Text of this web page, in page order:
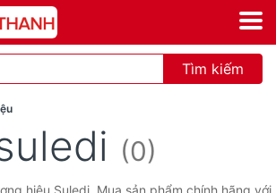
Tìm kiếm
(0)
hiệu Suledi. Mua sản phẩm chính hãng với